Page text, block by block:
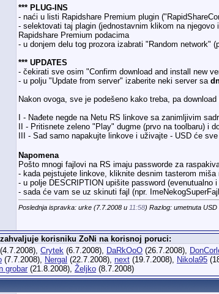
*** PLUG-INS
- naći u listi Rapidshare Premium plugin
- selektovati taj plagin (jednostavnim klikom na
Rapidshare Premium podacima
- u donjem delu tog prozora izabrati "Random network"
*** UPDATES
- čekirati sve osim "Confirm download and install new
- u polju "Update from server" izaberite neki server sa
Nakon ovoga, sve je podešeno kako treba, pa
I - Nađete negde na Netu RS linkove sa zanimljivim
II - Pritisnete zeleno "Play" dugme (prvo na toolbaru) i
III - Sad samo napakujte linkove i uživajte - USD će
Napomena
Pošto mnogi fajlovi na RS imaju passworde za
- kada pejstujete linkove, kliknite desnim tasterom
- u polje DESCRIPTION upišite password (evenutualno
- sada će vam se uz skinuti fajl (npr.
Poslednja ispravka: urke (7.7.2008 u 11:58) Razlog: umetnuta
korisniku ZoNi na korisnoj poruci:
(4.7.2008), Crytek(6.7.2008), DaRkOoO(26.7.2008),
(7.7.2008), Nergal (22.7.2008), next(19.7.2008), Nikola95
grobar(21.8.2008), Željko(8.7.2008)